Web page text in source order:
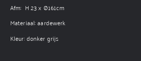
Afm: H 23 x Ø161cm
Materiaal: aardewerk
Kleur: donker grijs